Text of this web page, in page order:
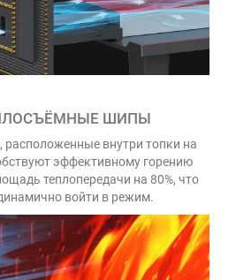
ШИПЫ
внутри топки на
эффективному горению
теплопередачи на 80%, что
войти в режим.